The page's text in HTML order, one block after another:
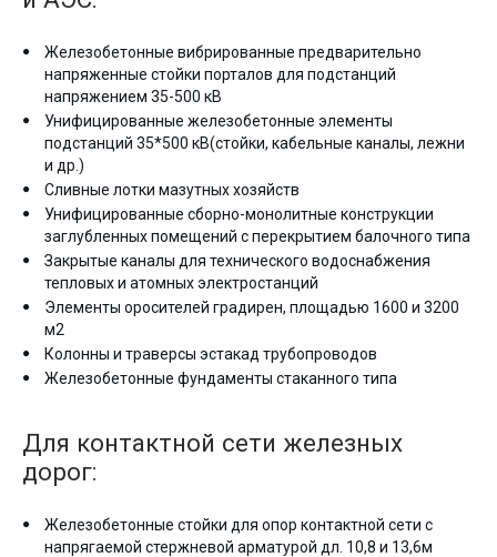
Железобетонные вибрированные предварительно
напряженные стойки порталов для подстанций
напряжением 35-500 кВ
Унифицированные железобетонные элементы
подстанций 35*500 кВ(стойки, кабельные каналы, лежни
и др.)
Сливные лотки мазутных хозяйств
Унифицированные сборно-монолитные конструкции
заглубленных помещений с перекрытием балочного типа
Закрытые каналы для технического водоснабжения
тепловых и атомных электростанций
Элементы оросителей градирен, площадью 1600 и 3200
м2
Колонны и траверсы эстакад трубопроводов
Железобетонные фундаменты стаканного типа
Для контактной сети железных
дорог:
Железобетонные стойки для опор контактной сети с
напрягаемой стержневой арматурой дл. 10,8 и 13,6м